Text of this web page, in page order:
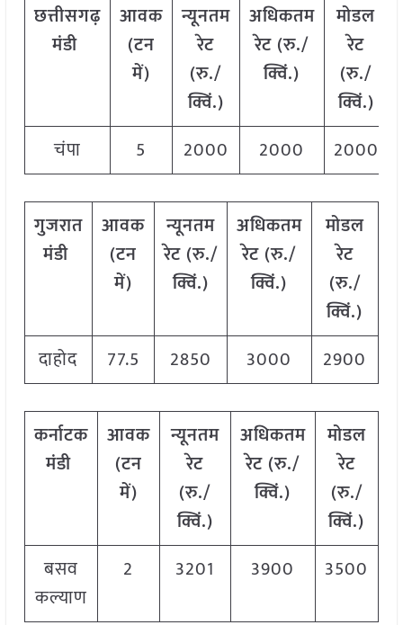
छत्तीसगढ़
मंडी
आवक
(टन
में)
न्यूनतम
रेट
(रु./
क्विं.)
अधिकतम
रेट (रु./
क्विं.)
मोडल
रेट
(रु./
क्विं.)
चंपा
5 2000 2000 2000
गुजरात
मंडी
आवक
(टन
में)
न्यूनतम
रेट (रु./
क्विं.)
अधिकतम
रेट (रु./
क्विं.)
मोडल
रेट
(रु./
क्विं.)
दाहोद
77.5 2850 3000 2900
कर्नाटक
मंडी
आवक
(टन
में)
न्यूनतम
रेट
(रु./
क्विं.)
अधिकतम
रेट (रु./
क्विं.)
मोडल
रेट
(रु./
क्विं.)
बसव
कल्याण
2 3201 3900 3500